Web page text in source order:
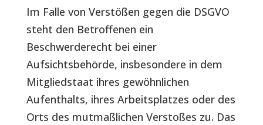
Im Falle von Verstößen gegen die DSGVO
steht den Betroffenen ein
Beschwerderecht bei einer
Aufsichtsbehörde, insbesondere in dem
Mitgliedstaat ihres gewöhnlichen
Aufenthalts, ihres Arbeitsplatzes oder des
Orts des mutmaßlichen Verstoßes zu. Das